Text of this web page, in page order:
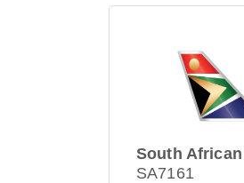
South
SA7161